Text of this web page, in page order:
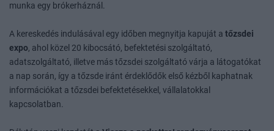
munka egy brókerháznál.
A kereskedés indulásával egy időben megnyitja kapuját a tőzsdei
expo, ahol közel 20 kibocsátó, befektetési szolgáltató,
adatszolgáltató, illetve más tőzsdei szolgáltató várja a látogatókat
a nap során, így a tőzsde iránt érdeklődők első kézből kaphatnak
információkat a tőzsdei befektetésekkel, vállalatokkal
kapcsolatban.